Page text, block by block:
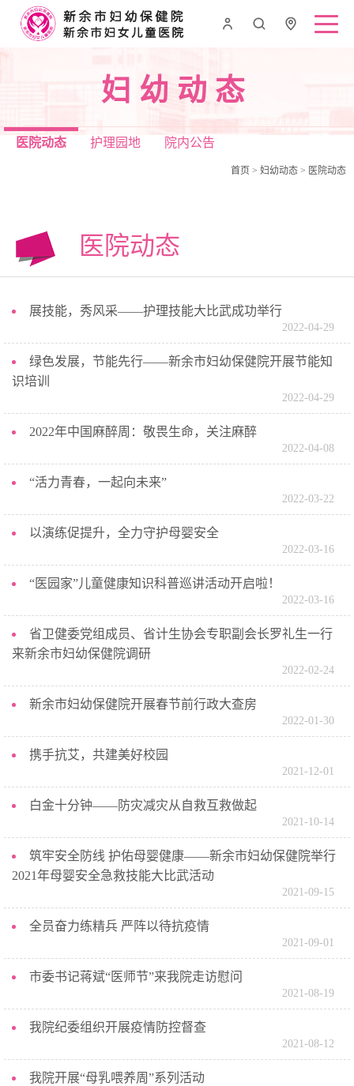
妇幼动态
医院动态 护理园地 院内公告
首页 > 妇幼动态 > 医院动态
医院动态
展技能，秀风采——护理技能大比武成功举行
2022-04-29
绿色发展，节能先行——新余市妇幼保健院开展节能知
识培训
2022-04-29
2022年中国麻醉周：敬畏生命，关注麻醉
2022-04-08
“活力青春，一起向未来”
2022-03-22
以演练促提升，全力守护母婴安全
2022-03-16
“医园家”儿童健康知识科普巡讲活动开启啦！
2022-03-16
省卫健委党组成员、省计生协会专职副会长罗礼生一行
来新余市妇幼保健院调研
2022-02-24
新余市妇幼保健院开展春节前行政大查房
2022-01-30
携手抗艾，共建美好校园
2021-12-01
白金十分钟——防灾减灾从自救互救做起
2021-10-14
筑牢安全防线 护佑母婴健康——新余市妇幼保健院举行
2021年母婴安全急救技能大比武活动
2021-09-15
全员奋力练精兵 严阵以待抗疫情
2021-09-01
市委书记蒋斌“医师节”来我院走访慰问
2021-08-19
我院纪委组织开展疫情防控督查
2021-08-12
我院开展“母乳喂养周”系列活动